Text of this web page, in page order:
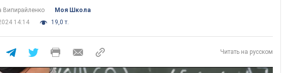
Випирайленко
Моя Школа
14:14
19,0 т.
Читать на русском